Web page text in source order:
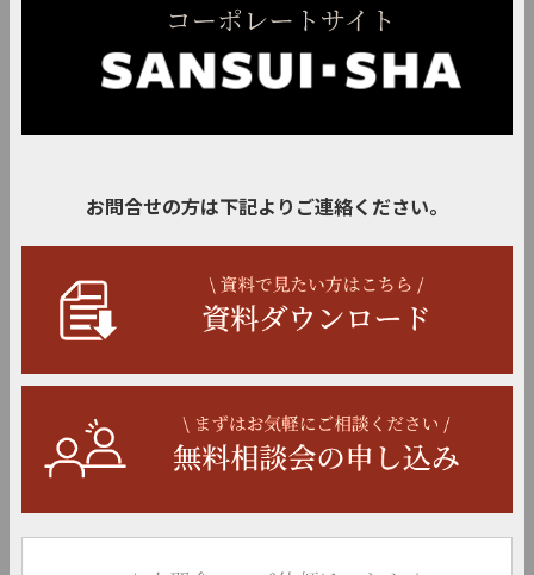
お問合せの方は下記よりご連絡ください。